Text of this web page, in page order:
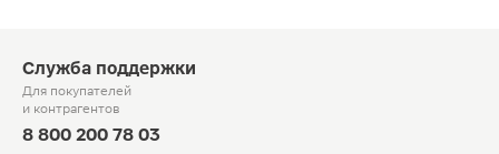
Служба поддержки
Для покупателей
и контрагентов
8 800 200 78 03